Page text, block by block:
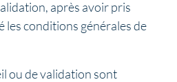
après avoir pris
les conditions générales de
ou de validation sont